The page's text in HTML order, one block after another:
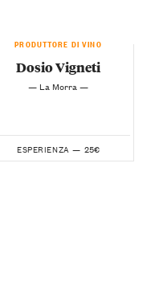
PRODUTTORE DI VINO
Dosio Vigneti
— La Morra —
ESPERIENZA — 25€